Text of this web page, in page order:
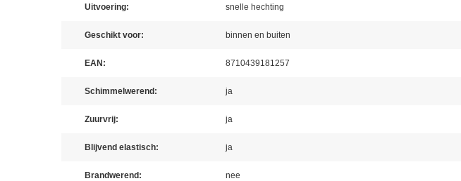
Uitvoering: snelle hechting
Geschikt voor: binnen en buiten
EAN: 8710439181257
Schimmelwerend: ja
Zuurvrij: ja
Blijvend elastisch: ja
Brandwerend: nee